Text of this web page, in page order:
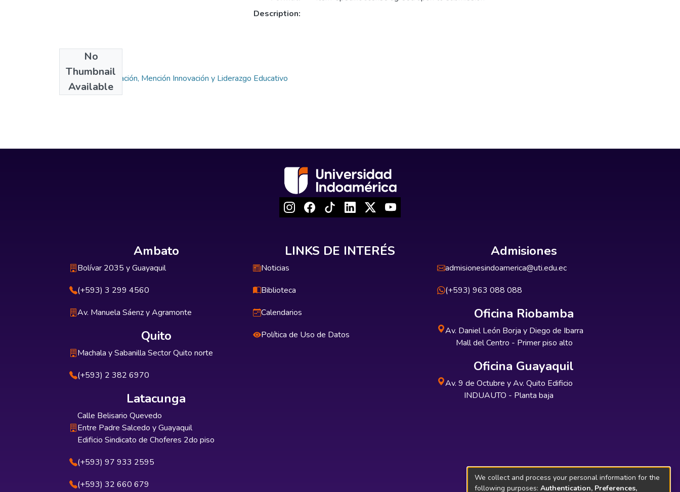
No
Thumbnail
Available
Description:
Collections
Maestría en Educación, Mención Innovación y Liderazgo Educativo
Ambato
Bolívar 2035 y Guayaquil
(+593) 3 299 4560
Av. Manuela Sáenz y Agramonte
Quito
Machala y Sabanilla Sector Quito norte
(+593) 2 382 6970
Latacunga
Calle Belisario Quevedo
Entre Padre Salcedo y Guayaquil
Edificio Sindicato de Choferes 2do piso
(+593) 97 933 2595
(+593) 32 660 679
LINKS DE INTERÉS
Noticias
Biblioteca
Calendarios
Política de Uso de Datos
Admisiones
admisionesindoamerica@uti.edu.ec
(+593) 963 088 088
Oficina Riobamba
Av. Daniel León Borja y Diego de Ibarra
Mall del Centro - Primer piso alto
Oficina Guayaquil
Av. 9 de Octubre y Av. Quito Edificio
INDUAUTO - Planta baja
We collect and process your personal information for the
following purposes: Authentication, Preferences,